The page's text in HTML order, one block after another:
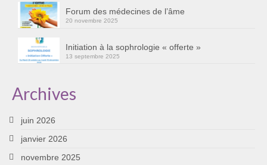
Forum des médecines de l’âme
20 novembre 2025
Initiation à la sophrologie « offerte »
13 septembre 2025
Archives
juin 2026
janvier 2026
novembre 2025